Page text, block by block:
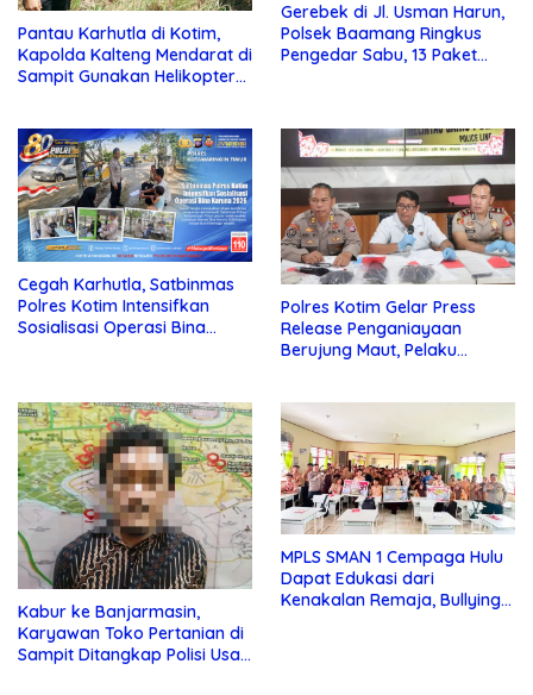
Pantau Karhutla di Kotim,
Kapolda Kalteng Mendarat di
Sampit Gunakan Helikopter
Gerebek di Jl. Usman Harun,
Polsek Baamang Ringkus
Pengedar Sabu, 13 Paket
Cegah Karhutla, Satbinmas
Polres Kotim Intensifkan
Sosialisasi Operasi Bina
Polres Kotim Gelar Press
Release Penganiayaan
Berujung Maut, Pelaku
Kabur ke Banjarmasin,
Karyawan Toko Pertanian di
Sampit Ditangkap Polisi Usai
MPLS SMAN 1 Cempaga Hulu
Dapat Edukasi dari
Kenakalan Remaja, Bullying